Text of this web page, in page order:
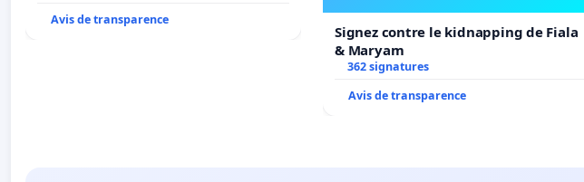
Avis de transparence
Signez contre le kidnapping de Fiala
& Maryam
362 signatures
Avis de transparence